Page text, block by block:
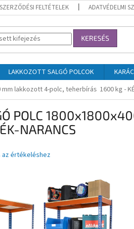
FELTÉTELEK ADATVÉDELMI
KERESÉS
LAKKOZOTT SALGÓ POLCOK
mm lakkozott 4-polc, teherbírás 1600 kg -
POLC
NARANCS
az értékeléshez